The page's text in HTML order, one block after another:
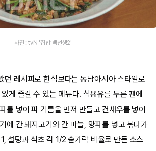
사진 : tvN '집밥 백선생2'
던 레시피로 한식보다는 동남아시아 스타일로
게 즐길 수 있는 메뉴다. 식용유를 두른 팬에
를 넣어 파 기름을 먼저 만들고 건새우를 넣어
에 간 돼지고기와 간 마늘, 양파를 넣고 볶다가
설탕과 식초 각 1/2 숟가락 비율로 만든 소스